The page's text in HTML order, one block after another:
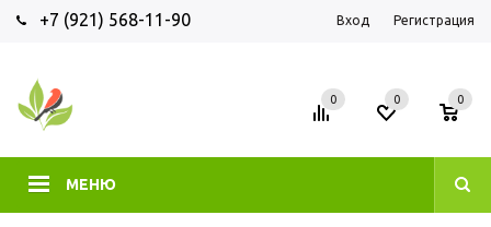
+7 (921) 568-11-90 Вход Регистрация
МЕНЮ
0 0 0